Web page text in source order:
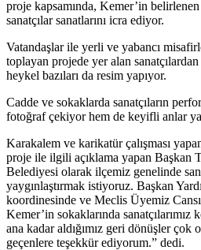
proje kapsamında, Kemer’in
sanatçılar sanatlarını icra ediyor.
Vatandaşlar ile yerli ve yabancı
toplayan projede yer alan sanatçılardan
heykel bazıları da resim yapıyor.
Cadde ve sokaklarda sanatçıların
fotoğraf çekiyor hem de keyifli anlar
Karakalem ve karikatür çalışması
proje ile ilgili açıklama yapan Başkan
Belediyesi olarak ilçemiz genelinde
yaygınlaştırmak istiyoruz. Başkan
koordinesinde ve Meclis Üyemiz
Kemer’in sokaklarında sanatçılarımız
ana kadar aldığımız geri dönüşler çok
geçenlere teşekkür ediyorum.” dedi.